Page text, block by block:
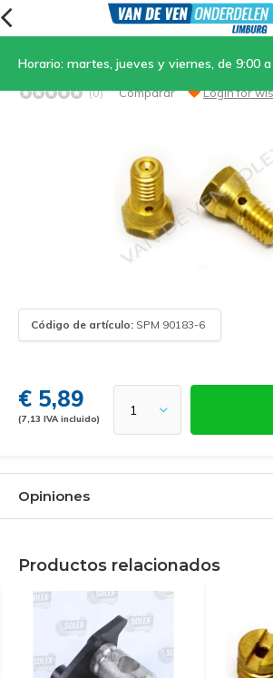
Horario: martes, jueves y viernes, de 9:00 a 12:00 y de 13:30 a
14. Chicle de combustible
(0) Comparar Login for
Código de artículo: SPM 90183-6
€ 5,89
(7,13 IVA incluido)
Opiniones
Productos relacionados